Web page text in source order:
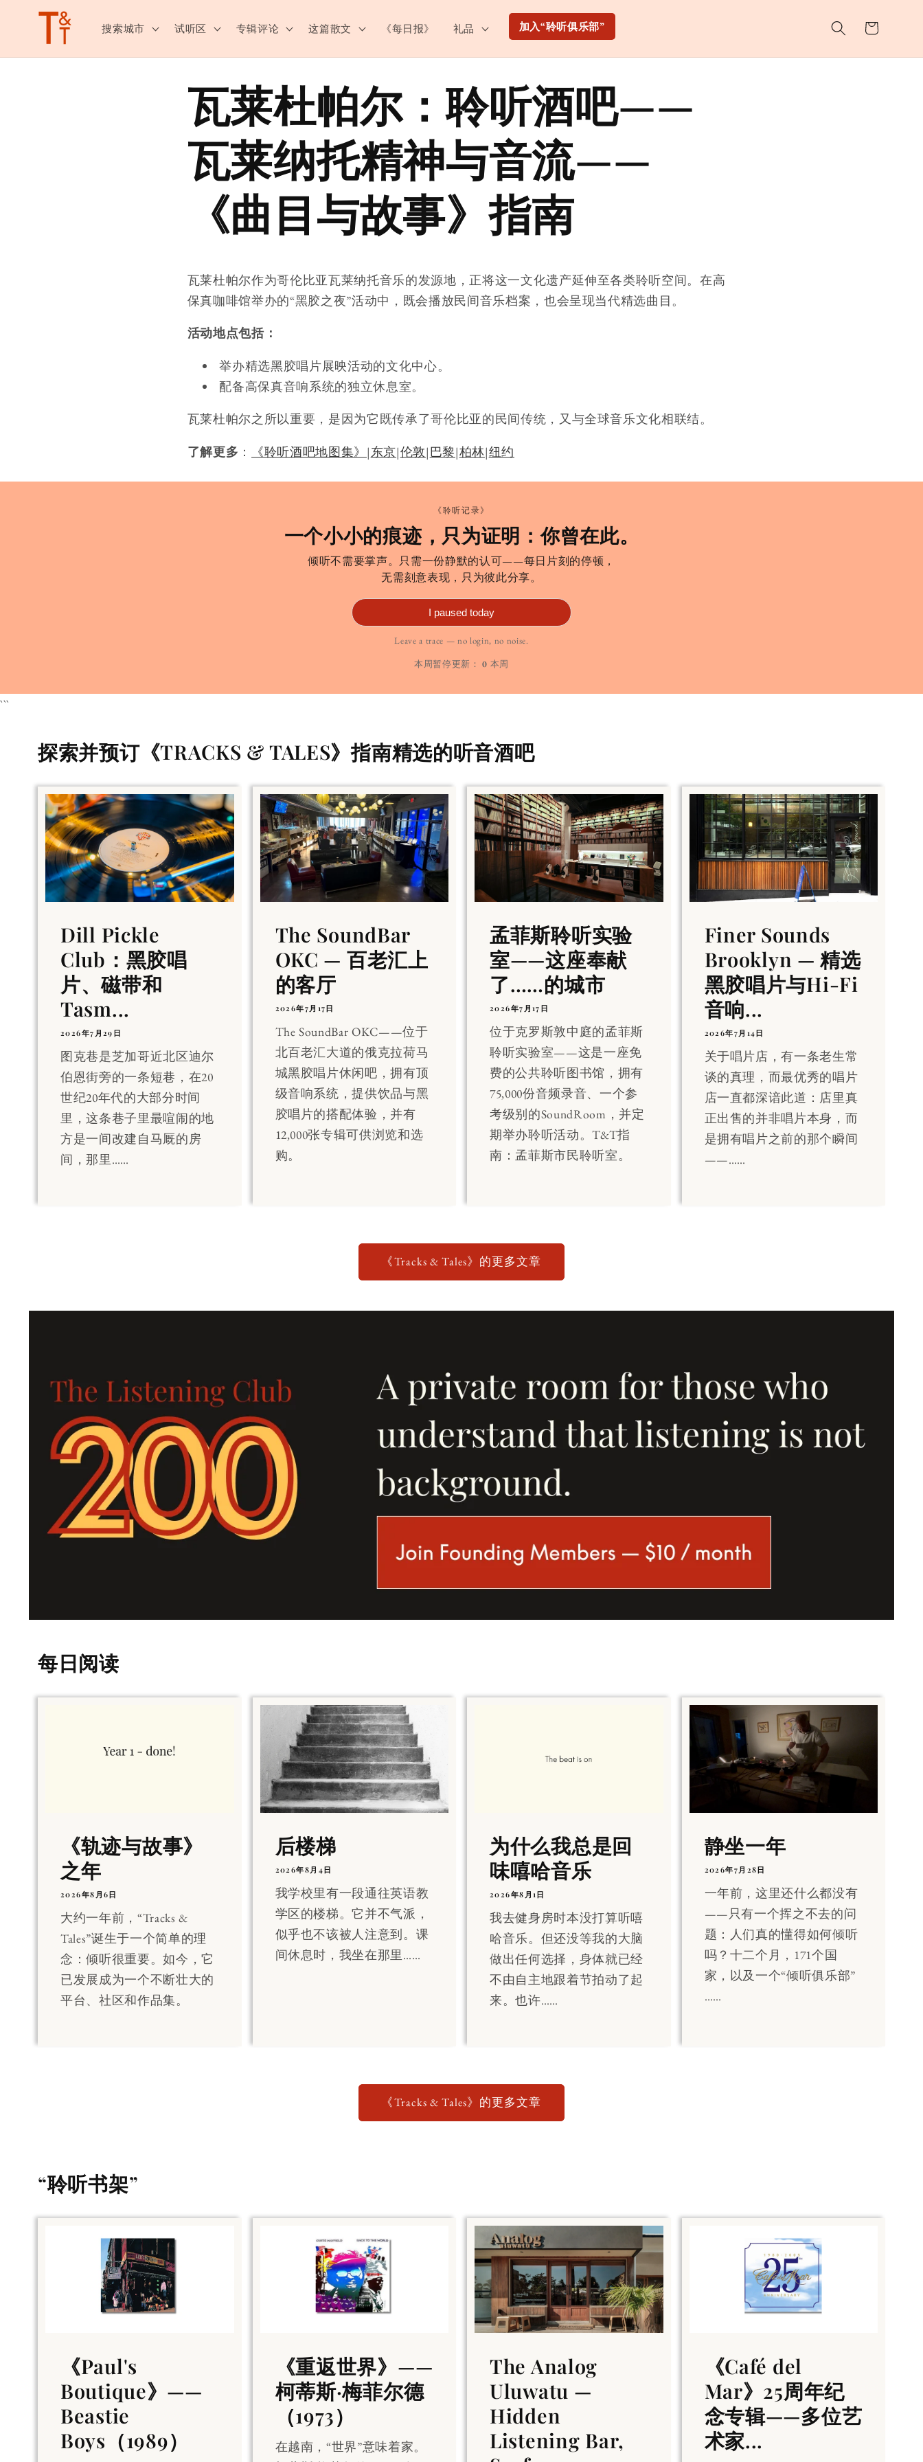
跳至内
搜索城市 试听区 专辑评论 这篇散文 《每日报》 礼品 加入“聆听俱乐部”
物
瓦莱杜帕尔：聆听酒吧——
瓦莱纳托精神与音流——
《曲目与故事》指南
瓦莱杜帕尔作为哥伦比亚瓦莱纳托音乐的发源地，正将这一文化遗产延伸至各类聆听空间。在高
保真咖啡馆举办的“黑胶之夜”活动中，既会播放民间音乐档案，也会呈现当代精选曲目。
活动地点包括：
举办精选黑胶唱片展映活动的文化中心。
配备高保真音响系统的独立休息室。
瓦莱杜帕尔之所以重要，是因为它既传承了哥伦比亚的民间传统，又与全球音乐文化相联结。
了解更多 ： 《聆听酒吧地图集》 |东京|伦敦|巴黎|柏林|纽约
《聆听记录》
一个小小的痕迹，只为证明：你曾在此。
倾听不需要掌声。只需一份静默的认可——每日片刻的停顿，
无需刻意表现，只为彼此分享。
I paused today
Leave a trace — no login, no noise.
本周暂停更新： 0 本周
```
探索并预订《TRACKS & TALES》指南精选的听音酒吧
Dill Pickle
Club：黑胶唱
片、磁带和
Tasm...
2026年7月29日
图克巷是芝加哥近北区迪尔
伯恩街旁的一条短巷，在20
世纪20年代的大部分时间
里，这条巷子里最喧闹的地
方是一间改建自马厩的房
间，那里……
The SoundBar
OKC — 百老汇上
的客厅
2026年7月17日
The SoundBar OKC——位于
北百老汇大道的俄克拉荷马
城黑胶唱片休闲吧，拥有顶
级音响系统，提供饮品与黑
胶唱片的搭配体验，并有
12,000张专辑可供浏览和选
购。
孟菲斯聆听实验
室——这座奉献
了……的城市
2026年7月17日
位于克罗斯敦中庭的孟菲斯
聆听实验室——这是一座免
费的公共聆听图书馆，拥有
75,000份音频录音、一个参
考级别的SoundRoom，并定
期举办聆听活动。T&T指
南：孟菲斯市民聆听室。
Finer Sounds
Brooklyn — 精选
黑胶唱片与Hi-Fi
音响...
2026年7月14日
关于唱片店，有一条老生常
谈的真理，而最优秀的唱片
店一直都深谙此道：店里真
正出售的并非唱片本身，而
是拥有唱片之前的那个瞬间
——……
《Tracks & Tales》的更多文章
每日阅读
《轨迹与故事》
之年
2026年8月6日
大约一年前，“Tracks &
Tales”诞生于一个简单的理
念：倾听很重要。如今，它
已发展成为一个不断壮大的
平台、社区和作品集。
后楼梯
2026年8月4日
我学校里有一段通往英语教
学区的楼梯。它并不气派，
似乎也不该被人注意到。课
间休息时，我坐在那里……
为什么我总是回
味嘻哈音乐
2026年8月1日
我去健身房时本没打算听嘻
哈音乐。但还没等我的大脑
做出任何选择，身体就已经
不由自主地跟着节拍动了起
来。也许……
静坐一年
2026年7月28日
一年前，这里还什么都没有
——只有一个挥之不去的问
题：人们真的懂得如何倾听
吗？十二个月，171个国
家，以及一个“倾听俱乐部”
……
《Tracks & Tales》的更多文章
“聆听书架”
《Paul's
Boutique》——
Beastie
Boys（1989）
《重返世界》——
柯蒂斯·梅菲尔德
（1973）
在越南，“世界”意味着家。
The Analog
Uluwatu —
Hidden
Listening Bar,
《Café del
Mar》25周年纪
念专辑——多位艺
术家...